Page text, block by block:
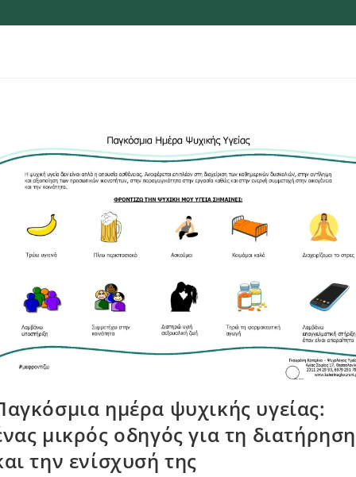
ημέρα ψυχικής υγείας:
μικρός οδηγός για τη διατήρηση
την ενίσχυσή της